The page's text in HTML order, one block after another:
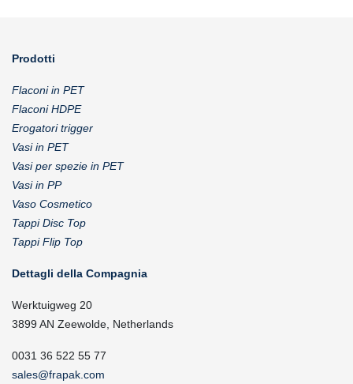
Prodotti
Flaconi in PET
Flaconi HDPE
Erogatori trigger
Vasi in PET
Vasi per spezie in PET
Vasi in PP
Vaso Cosmetico
Tappi Disc Top
Tappi Flip Top
Dettagli della Compagnia
Werktuigweg 20
3899 AN Zeewolde, Netherlands
0031 36 522 55 77
sales@frapak.com